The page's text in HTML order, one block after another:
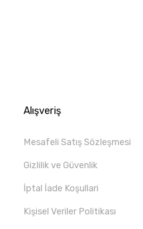
Alışveriş
Mesafeli Satış Sözleşmesi
Gizlilik ve Güvenlik
İptal İade Koşullari
Kişisel Veriler Politikası